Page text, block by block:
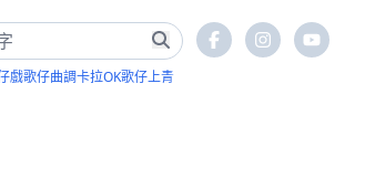
戲歌仔曲調卡拉OK歌仔上青